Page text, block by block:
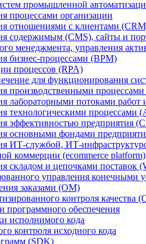
промышленной
процессами организации
отношениями с клиентами
содержимым (CMS), сайты и
менеджмента, управления
бизнес-процессами (BPM)
процессов (RPA)
для функционирования
производственными
лабораторными потоками
технологическими
эффективностью предприятия
основными фондами
ИТ-службой, ИТ-
коммерции (ecommerce platform)
складом и цепочками поставок
управления конечными
заказами (OM)
контроля качества
программного обеспечения
исполнимого кода
контроля исходного кода
(SDK)